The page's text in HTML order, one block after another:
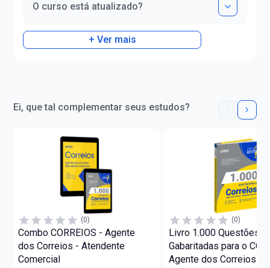
O curso está atualizado?
+ Ver mais
Ei, que tal complementar seus estudos?
(0)
Combo CORREIOS - Agente
dos Correios - Atendente
Comercial
(0)
Livro 1.000 Questões
Gabaritadas para o
Agente dos Correios -